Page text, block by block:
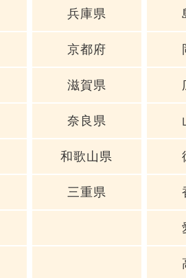
兵庫県
京都府
滋賀県
奈良県
和歌山県
三重県